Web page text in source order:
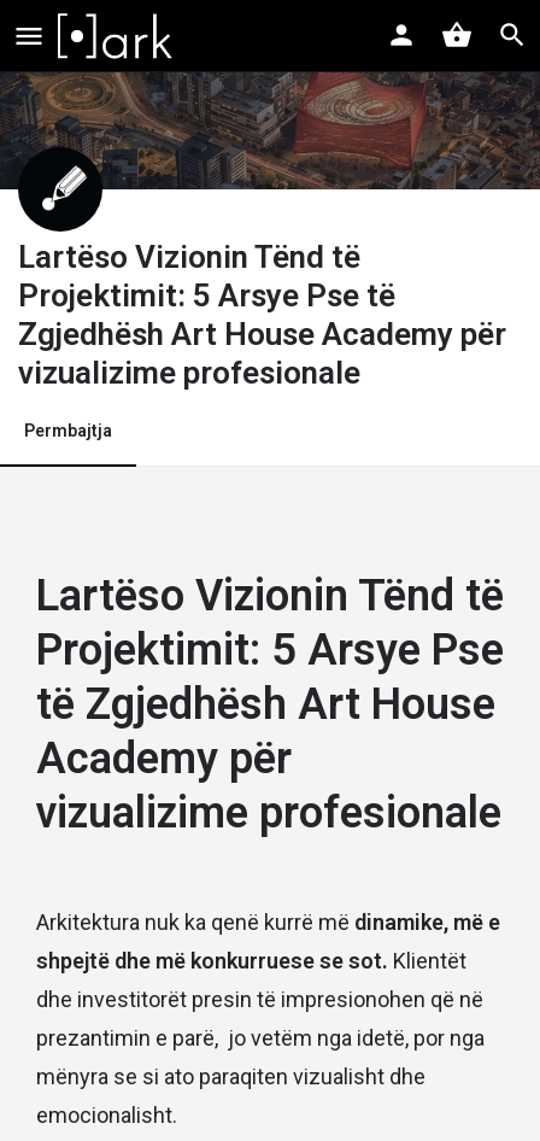
Lartëso Vizionin Tënd të
Projektimit: 5 Arsye Pse të
Zgjedhësh Art House Academy për
vizualizime profesionale
Permbajtja
Lartëso Vizionin Tënd të
Projektimit: 5 Arsye Pse
të Zgjedhësh Art House
Academy për
vizualizime profesionale
Arkitektura nuk ka qenë kurrë më dinamike, më e
shpejtë dhe më konkurruese se sot. Klientët
dhe investitorët presin të impresionohen që në
prezantimin e parë, jo vetëm nga idetë, por nga
mënyra se si ato paraqiten vizualisht dhe
emocionalisht.